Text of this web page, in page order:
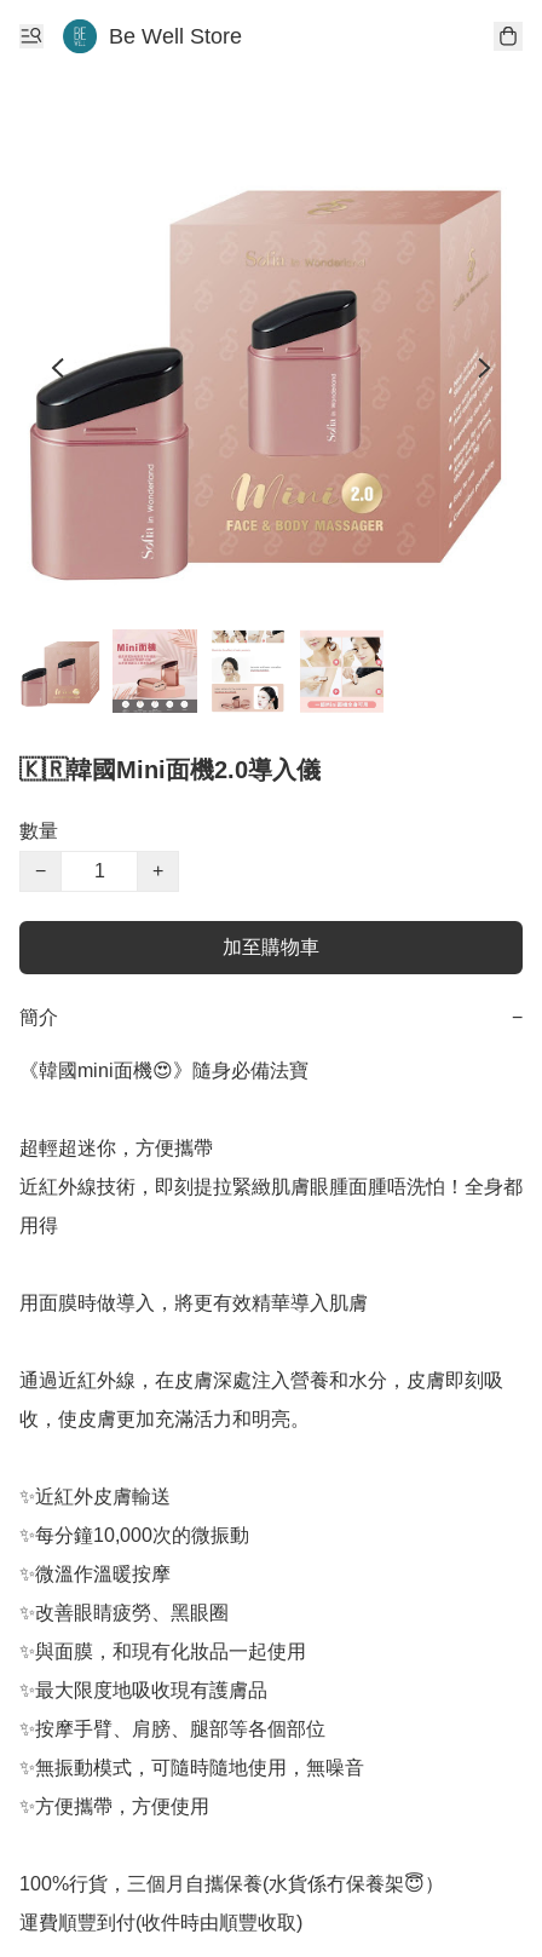
Be Well Store
🇰🇷韓國Mini面機2.0導入儀
數量
−
+
加至購物車
簡介 −
《韓國mini面機😍》隨身必備法寶
超輕超迷你，方便攜帶
近紅外線技術，即刻提拉緊緻肌膚眼腫面腫唔洗怕！全身都
用得
用面膜時做導入，將更有效精華導入肌膚
通過近紅外線，在皮膚深處注入營養和水分，皮膚即刻吸
收，使皮膚更加充滿活力和明亮。
✨近紅外皮膚輸送
✨每分鐘10,000次的微振動
✨微溫作溫暖按摩
✨改善眼睛疲勞、黑眼圈
✨與面膜，和現有化妝品一起使用
✨最大限度地吸收現有護膚品
✨按摩手臂、肩膀、腿部等各個部位
✨無振動模式，可隨時隨地使用，無噪音
✨方便攜帶，方便使用
100%行貨，三個月自攜保養(水貨係冇保養架😇）
運費順豐到付(收件時由順豐收取)